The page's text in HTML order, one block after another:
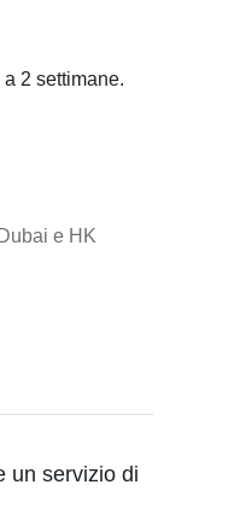
2 settimane.
e HK
un servizio di